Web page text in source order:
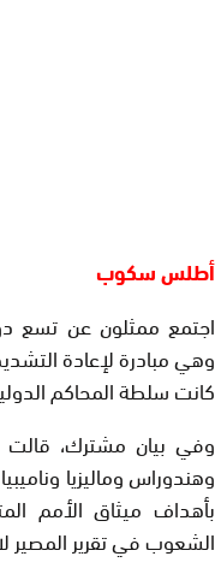
أطلس سكوب
اجتمع ممثلون عن تسع
وهي مبادرة لإعادة
كانت سلطة المحاكم
وفي بيان مشترك، قالت
وهندوراس وماليزيا
بأهداف ميثاق الأمم
الشعوب في تقرير المصير